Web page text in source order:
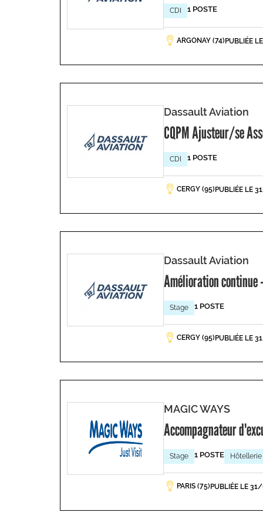
CDI 1 POSTE
ARGONAY (74) PUBLIÉE
Dassault Aviation
CQPM Ajusteur/se
CDI 1 POSTE
CERGY (95) PUBLIÉE LE
Dassault Aviation
Amélioration continue
Stage 1 POSTE
CERGY (95) PUBLIÉE LE
MAGIC WAYS
Accompagnateur
Stage 1 POSTE
PARIS (75) PUBLIÉE LE